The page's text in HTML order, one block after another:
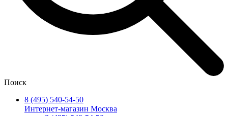
Поиск
8 (495) 540-54-50
Интернет-магазин Москва